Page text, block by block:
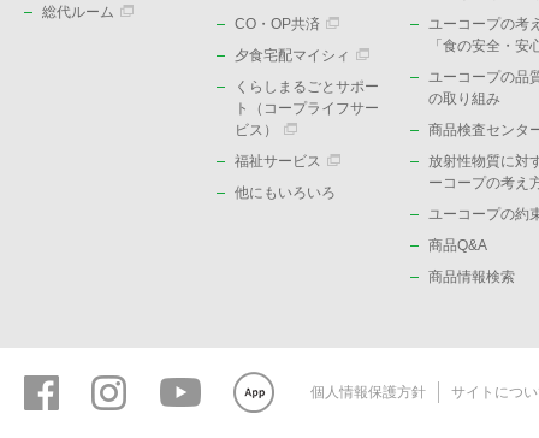
総代ルーム
CO・OP共済
夕食宅配マイシィ
くらしまるごとサポー
ト（コープライフサー
ビス）
福祉サービス
他にもいろいろ
ユーコープの考
「食の安全・安
ユーコープの品
の取り組み
商品検査センタ
放射性物質に対
ーコープの考え
ユーコープの約
商品Q&A
商品情報検索
個人情報保護方針 サイトにつ